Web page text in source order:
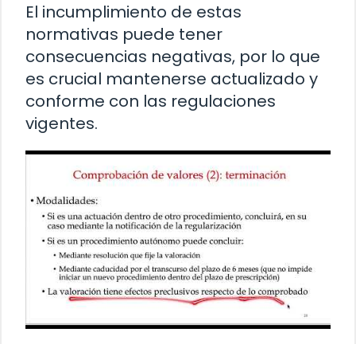
El incumplimiento de estas
normativas puede tener
consecuencias negativas, por lo que
es crucial mantenerse actualizado y
conforme con las regulaciones
vigentes.